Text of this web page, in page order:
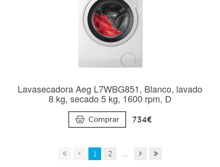
Lavasecadora Aeg L7WBG851, Blanco, lavado
8 kg, secado 5 kg, 1600 rpm, D
Comprar 734€
1 2 ...